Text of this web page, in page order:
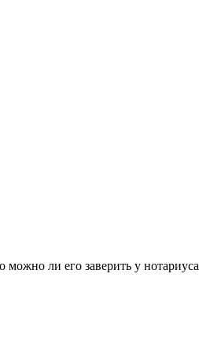
ли его заверить у